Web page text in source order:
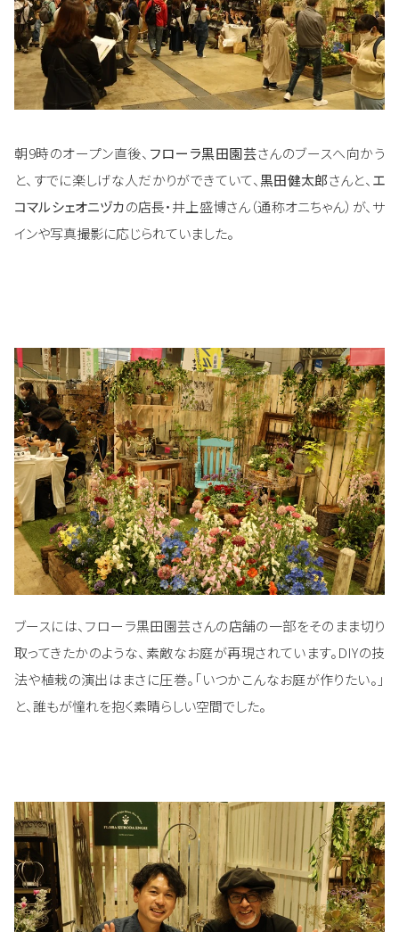
朝9時のオープン直後、 フローラ黒田園芸さんのブースへ向かう
と、すでに楽しげな人だかりができていて、黒田健太郎さんと、 エ
コマルシェオニヅカの店長・井上盛博さん（通称オニちゃん）が、サ
インや写真撮影に応じられていました。
ブースには、フローラ黒田園芸さんの店舗の一部をそのまま切り
取ってきたかのような、素敵なお庭が再現されています。DIYの技
法や植栽の演出はまさに圧巻。「いつかこんなお庭が作りたい。」
と、誰もが憧れを抱く素晴らしい空間でした。